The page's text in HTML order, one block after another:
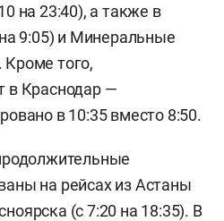
на 23:40), а также в
9:05) и Минеральные
Кроме того,
в Краснодар —
в 10:35 вместо 8:50.
на рейсах из Астаны
(с 7:20 на 18:35). В